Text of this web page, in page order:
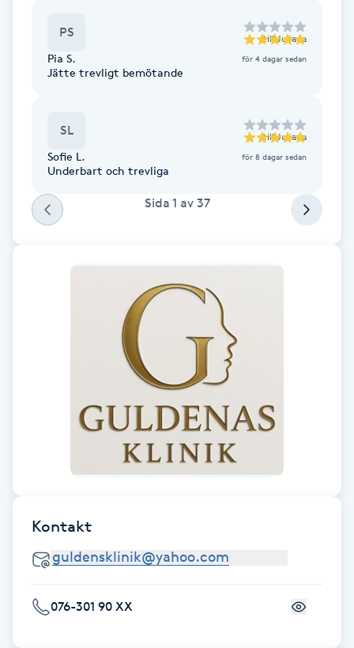
Hudföryngring
Huduppstramning
Hyaluronsyra
Hyperhidros
Hårbottenbehandling
Hälsprickor
Idrottsmassage
PS till Juliana
Pia S. för 4 dagar sedan
Jätte trevligt bemötande
SL till Juliana
Sofie L. för 8 dagar sedan
Underbart och trevliga
Sida 1 av 37
Kontakt
076-301 90 XX